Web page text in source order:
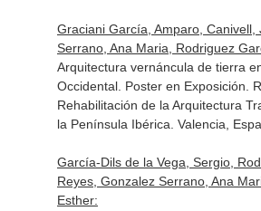
Graciani García, Amparo, Canivell,
Serrano, Ana Maria, Rodriguez
Arquitectura vernáncula de tierra
Occidental. Poster en Exposición.
Rehabilitación de la Arquitectura
la Península Ibérica. Valencia,
García-Dils de la Vega, Sergio,
Reyes, Gonzalez Serrano, Ana
Esther: